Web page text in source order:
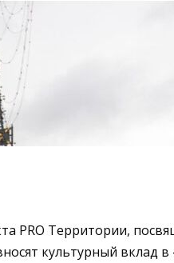
PRO Территории,
культурный вклад